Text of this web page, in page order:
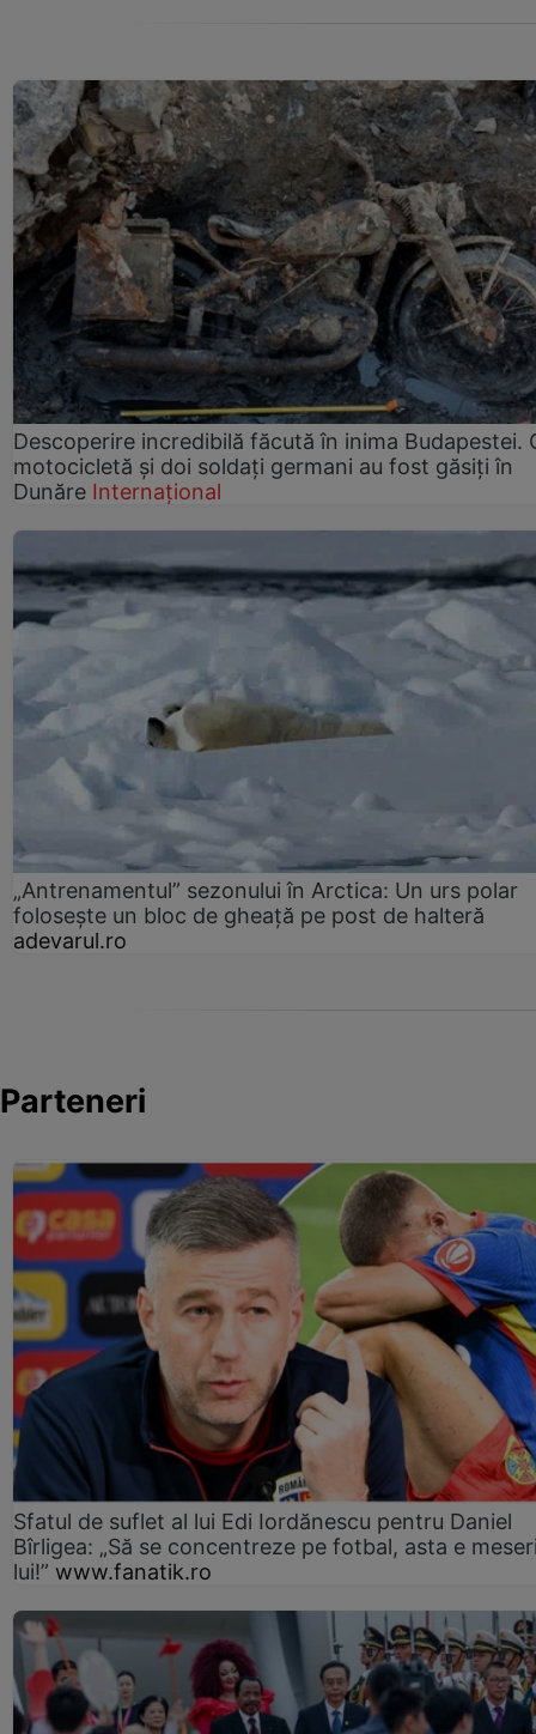
Descoperire incredibilă făcută în inima Budapestei.
motocicletă și doi soldați germani au fost găsiți în
Dunăre Internațional
„Antrenamentul” sezonului în Arctica: Un urs polar
folosește un bloc de gheață pe post de halteră
adevarul.ro
Parteneri
Sfatul de suflet al lui Edi Iordănescu pentru Daniel
Bîrligea: „Să se concentreze pe fotbal, asta e
lui!” www.fanatik.ro